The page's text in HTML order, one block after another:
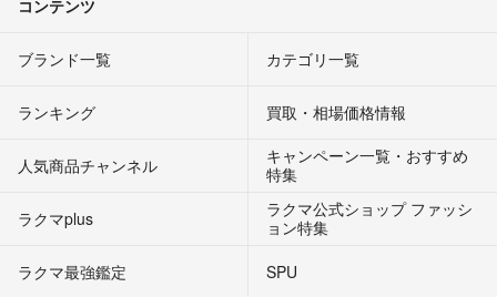
コンテンツ
ブランド一覧 カテゴリ一覧
ランキング 買取・相場価格情報
人気商品チャンネル
キャンペーン一覧・おすすめ
特集
ラクマplus
ラクマ公式ショップ ファッシ
ョン特集
ラクマ最強鑑定
SPU